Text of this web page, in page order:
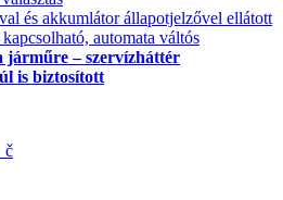
és akkumlátor állapotjelzővel ellátott
automata váltós
járműre – szervízháttér
is biztosított